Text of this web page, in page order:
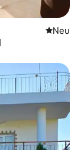
Neue
Neu